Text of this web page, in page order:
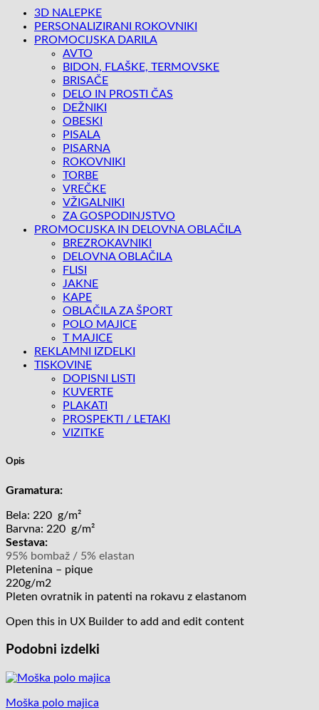
3D NALEPKE
PERSONALIZIRANI ROKOVNIKI
PROMOCIJSKA DARILA
AVTO
BIDON, FLAŠKE, TERMOVSKE
BRISAČE
DELO IN PROSTI ČAS
DEŽNIKI
OBESKI
PISALA
PISARNA
ROKOVNIKI
TORBE
VREČKE
VŽIGALNIKI
ZA GOSPODINJSTVO
PROMOCIJSKA IN DELOVNA OBLAČILA
BREZROKAVNIKI
DELOVNA OBLAČILA
FLISI
JAKNE
KAPE
OBLAČILA ZA ŠPORT
POLO MAJICE
T MAJICE
REKLAMNI IZDELKI
TISKOVINE
DOPISNI LISTI
KUVERTE
PLAKATI
PROSPEKTI / LETAKI
VIZITKE
Opis
Gramatura:
Bela: 220 g/m²
Barvna: 220 g/m²
Sestava:
95% bombaž / 5% elastan
Pletenina – pique
220g/m2
Pleten ovratnik in patenti na rokavu z elastanom
Open this in UX Builder to add and edit content
Podobni izdelki
Moška polo majica